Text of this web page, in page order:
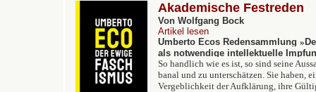
Akademische Festreden
Von Wolfgang Bock
Artikel lesen
Umberto Ecos Redensammlung »
als notwendige intellektuelle
So handlich wie es ist, so sind seine
banal und zu unterschätzen. Sie haben,
Vergeblichkeit der Aufklärung, ihre